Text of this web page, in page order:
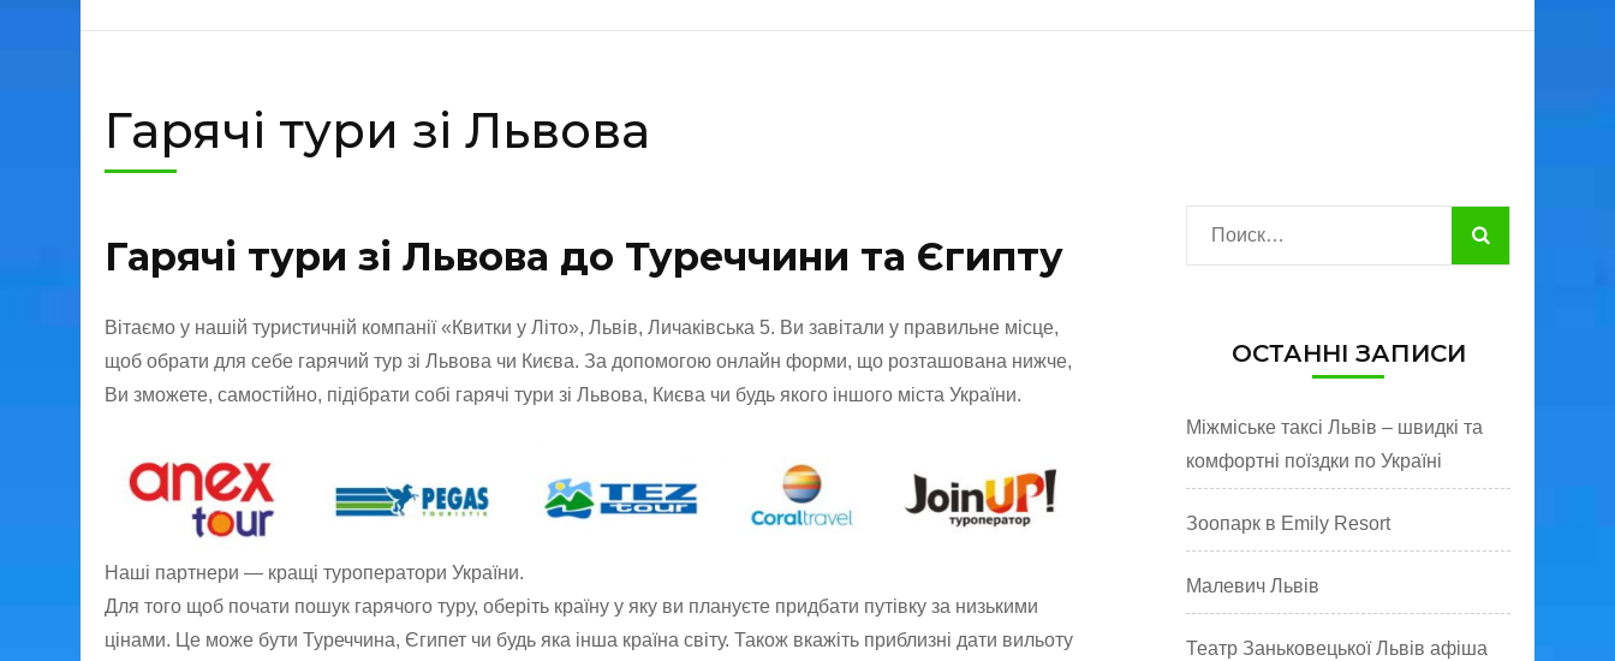
Гарячі тури зі Львова
Гарячі тури зі Львова до Туреччини та Єгипту
Вітаємо у нашій туристичній компанії «Квитки у Літо», Львів, Личаківська 5. Ви завітали у правильне місце,
щоб обрати для себе гарячий тур зі Львова чи Києва. За допомогою онлайн форми, що розташована нижче,
Ви зможете, самостійно, підібрати собі гарячі тури зі Львова, Києва чи будь якого іншого міста України.
Наші партнери — кращі туроператори України.
Для того щоб почати пошук гарячого туру, оберіть країну у яку ви плануєте придбати путівку за низькими
цінами. Це може бути Туреччина, Єгипет чи будь яка інша країна світу. Також вкажіть приблизні дати вильоту
Найти:
ОСТАННІ ЗАПИСИ
Міжміське таксі Львів – швидкі та
комфортні поїздки по Україні
Зоопарк в Emily Resort
Малевич Львів
Театр Заньковецької Львів афіша